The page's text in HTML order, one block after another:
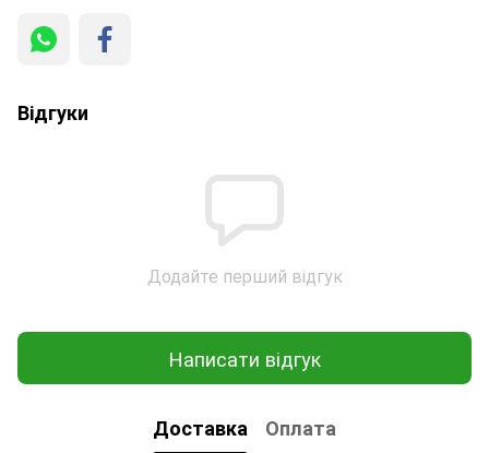
Відгуки
Додайте перший відгук
Написати відгук
Доставка Оплата